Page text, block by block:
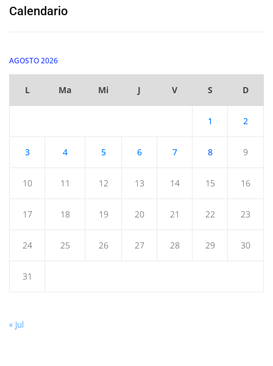
Calendario
AGOSTO 2026
L Ma Mi J V S D
1 2
3 4 5 6 7 8 9
10 11 12 13 14 15 16
17 18 19 20 21 22 23
24 25 26 27 28 29 30
31
« Jul